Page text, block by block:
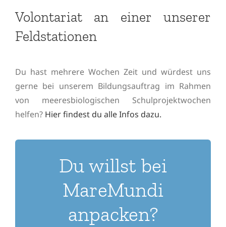
Volontariat an einer unserer
Feldstationen
Du hast mehrere Wochen Zeit und würdest uns
gerne bei unserem Bildungsauftrag im Rahmen
von meeresbiologischen Schulprojektwochen
helfen? Hier findest du alle Infos dazu.
Du willst bei
MareMundi
anpacken?
Super – das ist die richtige Einstellung!
Bitte kontaktiere uns via Email:office@mare-
mundi.org
PS: Wir duzen uns bei MareMundi!